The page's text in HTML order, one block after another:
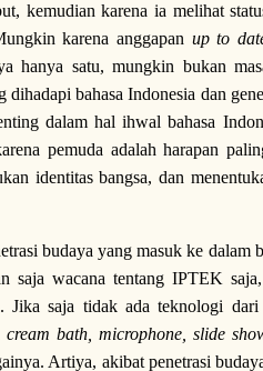
kemudian karena ia melihat
karena anggapan up to
hanya satu, mungkin bukan
bahasa Indonesia dan
dalam hal ihwal bahasa
pemuda adalah harapan
identitas bangsa, dan
budaya yang masuk ke dalam
saja wacana tentang IPTEK
Jika saja tidak ada teknologi
cream bath, microphone, slide
Artiya, akibat penetrasi